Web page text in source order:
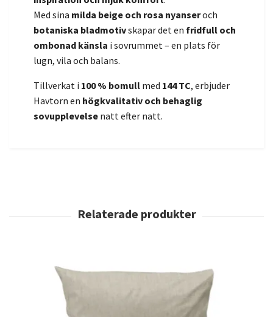
Med sina milda beige och rosa nyanseroch
botaniska bladmotivskapar det en fridfull och
ombonad känsla i sovrummet – en plats för
lugn, vila och balans.
Tillverkat i 100 % bomull med 144 TC, erbjuder
Havtorn en högkvalitativ och behaglig
sovupplevelse natt efter natt.